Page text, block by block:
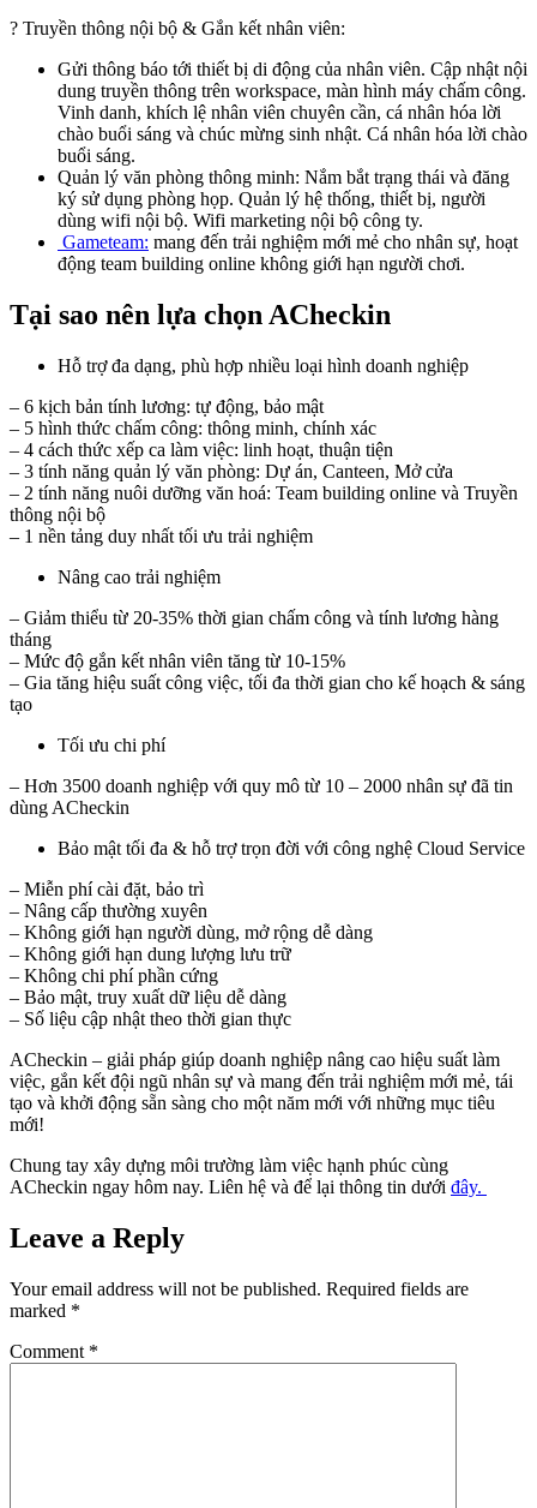
? Truyền thông nội bộ & Gắn kết nhân viên:
Gửi thông báo tới thiết bị di động của nhân viên. Cập nhật nội
dung truyền thông trên workspace, màn hình máy chấm công.
Vinh danh, khích lệ nhân viên chuyên cần, cá nhân hóa lời
chào buổi sáng và chúc mừng sinh nhật. Cá nhân hóa lời chào
buổi sáng.
Quản lý văn phòng thông minh: Nắm bắt trạng thái và đăng
ký sử dụng phòng họp. Quản lý hệ thống, thiết bị, người
dùng wifi nội bộ. Wifi marketing nội bộ công ty.
Gameteam: mang đến trải nghiệm mới mẻ cho nhân sự, hoạt
động team building online không giới hạn người chơi.
Tại sao nên lựa chọn ACheckin
Hỗ trợ đa dạng, phù hợp nhiều loại hình doanh nghiệp
– 6 kịch bản tính lương: tự động, bảo mật
– 5 hình thức chấm công: thông minh, chính xác
– 4 cách thức xếp ca làm việc: linh hoạt, thuận tiện
– 3 tính năng quản lý văn phòng: Dự án, Canteen, Mở cửa
– 2 tính năng nuôi dưỡng văn hoá: Team building online và Truyền
thông nội bộ
– 1 nền tảng duy nhất tối ưu trải nghiệm
Nâng cao trải nghiệm
– Giảm thiểu từ 20-35% thời gian chấm công và tính lương hàng
tháng
– Mức độ gắn kết nhân viên tăng từ 10-15%
– Gia tăng hiệu suất công việc, tối đa thời gian cho kế hoạch & sáng
tạo
Tối ưu chi phí
– Hơn 3500 doanh nghiệp với quy mô từ 10 – 2000 nhân sự đã tin
dùng ACheckin
Bảo mật tối đa & hỗ trợ trọn đời với công nghệ Cloud Service
– Miễn phí cài đặt, bảo trì
– Nâng cấp thường xuyên
– Không giới hạn người dùng, mở rộng dễ dàng
– Không giới hạn dung lượng lưu trữ
– Không chi phí phần cứng
– Bảo mật, truy xuất dữ liệu dễ dàng
– Số liệu cập nhật theo thời gian thực
ACheckin – giải pháp giúp doanh nghiệp nâng cao hiệu suất làm
việc, gắn kết đội ngũ nhân sự và mang đến trải nghiệm mới mẻ, tái
tạo và khởi động sẵn sàng cho một năm mới với những mục tiêu
mới!
Chung tay xây dựng môi trường làm việc hạnh phúc cùng
ACheckin ngay hôm nay. Liên hệ và để lại thông tin dưới đây.
Leave a Reply
Your email address will not be published. Required fields are
marked *
Comment *